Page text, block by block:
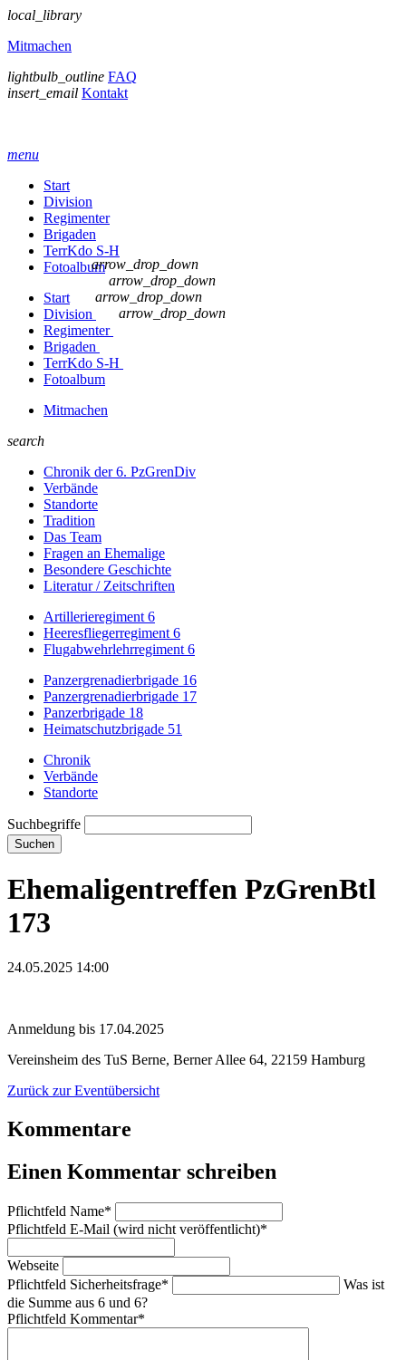
local_library
Mitmachen
lightbulb_outline FAQ
insert_email Kontakt
menu
Start
Division
Regimenter
Brigaden
TerrKdo S-H
Fotoalbum
Start
Division
arrow_drop_down
Regimenter
arrow_drop_down
Brigaden
arrow_drop_down
TerrKdo S-H
arrow_drop_down
Fotoalbum
Mitmachen
search
Chronik der 6. PzGrenDiv
Verbände
Standorte
Tradition
Das Team
Fragen an Ehemalige
Besondere Geschichte
Literatur / Zeitschriften
Artillerieregiment 6
Heeresfliegerregiment 6
Flugabwehrlehrregiment 6
Panzergrenadierbrigade 16
Panzergrenadierbrigade 17
Panzerbrigade 18
Heimatschutzbrigade 51
Chronik
Verbände
Standorte
Suchbegriffe
Suchen
Ehemaligentreffen PzGrenBtl
173
24.05.2025 14:00
Anmeldung bis 17.04.2025
Vereinsheim des TuS Berne, Berner Allee 64, 22159 Hamburg
Zurück zur Eventübersicht
Kommentare
Einen Kommentar schreiben
Pflichtfeld Name*
Pflichtfeld E-Mail (wird nicht veröffentlicht)*
Webseite
Pflichtfeld Sicherheitsfrage*
Was ist
die Summe aus 6 und 6?
Pflichtfeld Kommentar*